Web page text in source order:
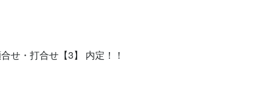
せ・打合せ【3】 内定！！